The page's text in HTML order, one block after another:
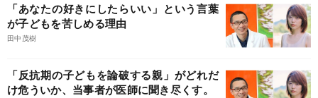
「あなたの好きにしたらいい」という言葉
が子どもを苦しめる理由
田中茂樹
「反抗期の子どもを論破する親」がどれだ
け危ういか、当事者が医師に聞き尽くす。